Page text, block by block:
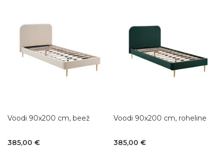
Voodi 90x200 cm, beež
385,00 €
Voodi 90x200 cm, roheline
385,00 €